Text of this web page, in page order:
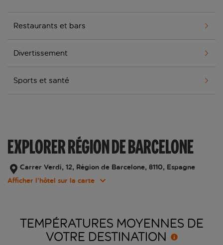
Restaurants et bars
Divertissement
Sports et santé
EXPLORER RÉGION DE BARCELONE
Carrer Verdi, 12, Région de Barcelone, 8110, Espagne
Afficher l’hôtel sur la carte
TEMPÉRATURES MOYENNES DE
VOTRE DESTINATION